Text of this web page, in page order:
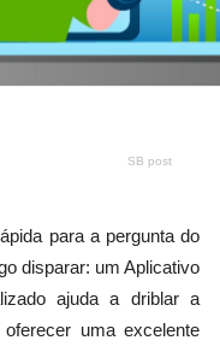
SB post
para a pergunta do
disparar: um Aplicativo
ajuda a driblar a
uma excelente